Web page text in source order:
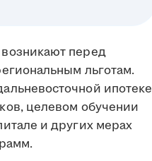
перед
льготам.
ипотеке
целевом обучении
и других мерах